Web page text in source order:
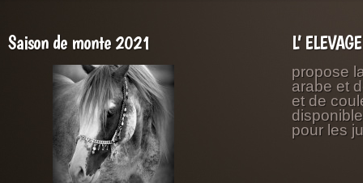
Saison de monte 2021 L’
propose
arabe et
et de
pour les